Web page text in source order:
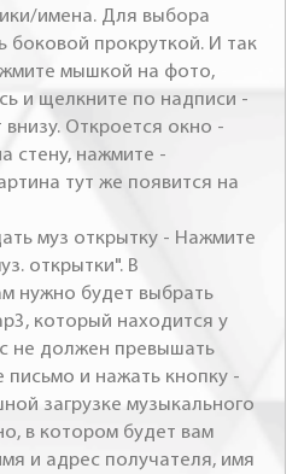
имена. Для выбора
боковой прокруткой. И так
мышкой на фото,
и щелкните по надписи -
Откроется окно -
стену, нажмите -
тут же появится на
муз открытку - Нажмите
открытки". В
нужно будет выбрать
который находится у
не должен превышать
письмо и нажать кнопку -
загрузке музыкального
в котором будет вам
и адрес получателя, имя